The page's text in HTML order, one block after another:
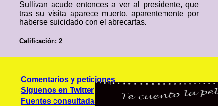
Sullivan acude entonces a ver al presidente, que
tras su visita aparece muerto, aparentemente por
haberse suicidado con el abrecartas.
Calificación: 2
Comentarios y peticiones
Síguenos en Twitter
Fuentes consultadas